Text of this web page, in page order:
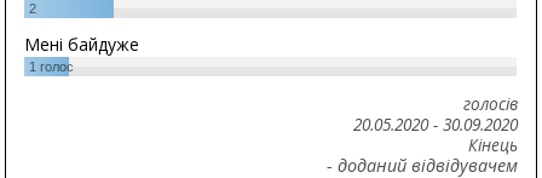
2
Мені байдуже
1 голос
голосів
20.05.2020- 30.09.2020
Кінець
- доданий відвідувачем